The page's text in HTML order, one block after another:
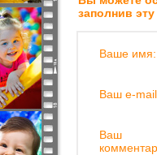
заполнив
Ваше имя:
Ваш e-
Ваш